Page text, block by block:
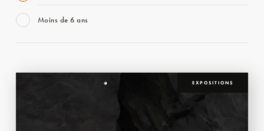
Moins de 6 ans
EXPOSITIONS